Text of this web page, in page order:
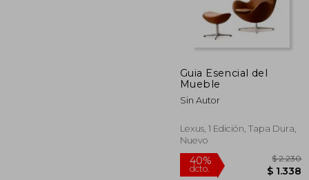
Guia Esencial del
Mueble
Sin Autor
Lexus, 1 Edición, Tapa Dura,
Nuevo